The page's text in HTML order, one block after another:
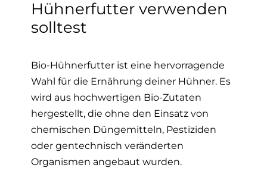
Hühnerfutter verwenden
solltest
Bio-Hühnerfutter ist eine hervorragende
Wahl für die Ernährung deiner Hühner. Es
wird aus hochwertigen Bio-Zutaten
hergestellt, die ohne den Einsatz von
chemischen Düngemitteln, Pestiziden
oder gentechnisch veränderten
Organismen angebaut wurden.